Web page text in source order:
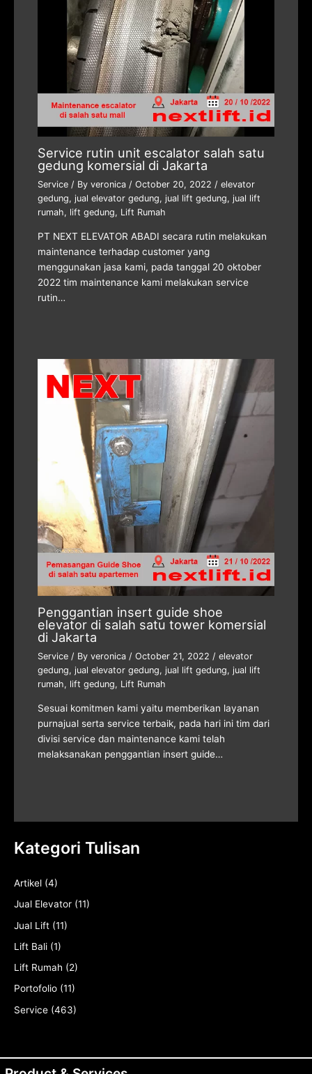
Service rutin unit escalator salah satu
gedung komersial di Jakarta
Service / Byveronica /October 20, 2022 /elevator
gedung, jual elevator gedung, jual lift gedung, jual lift
rumah, lift gedung, Lift Rumah
PT NEXT ELEVATOR ABADI secara rutin melakukan
maintenance terhadap customer yang
menggunakan jasa kami, pada tanggal 20 oktober
2022 tim maintenance kami melakukan service
rutin…
Penggantian insert guide shoe
elevator di salah satu tower komersial
di Jakarta
Service / Byveronica /October 21, 2022 /elevator
gedung, jual elevator gedung, jual lift gedung, jual lift
rumah, lift gedung, Lift Rumah
Sesuai komitmen kami yaitu memberikan layanan
purnajual serta service terbaik, pada hari ini tim dari
divisi service dan maintenance kami telah
melaksanakan penggantian insert guide…
Kategori Tulisan
Artikel (4)
Jual Elevator (11)
Jual Lift (11)
Lift Bali (1)
Lift Rumah (2)
Portofolio (11)
Service (463)